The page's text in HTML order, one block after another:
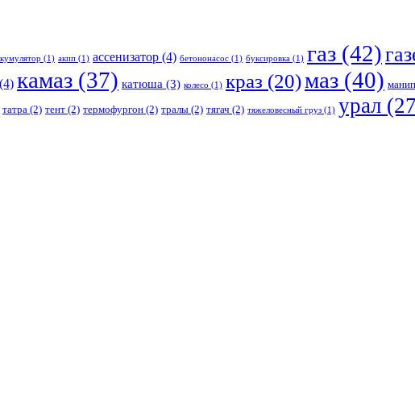
(1) акпп (1) ассенизатор (4) бетононасос (1) буксировка (1) газ (42)
(4) камаз (37) катюша (3) колесо (1) краз (20)маз (40)
татра (2) тент (2) термофургон (2) тралы (2) тягач (2) тяжеловесный груз (1) урал